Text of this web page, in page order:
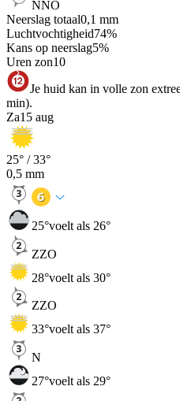
NNO
Neerslag totaal0,1 mm
Luchtvochtigheid74%
Kans op neerslag5%
Uren zon10
Je huid kan in volle zon
min).
Za15 aug
25° /33°
0,5 mm
25°voelt als 26°
ZZO
28°voelt als 30°
ZZO
33°voelt als 37°
N
27°voelt als 29°